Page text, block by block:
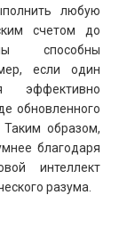
любую
счетом до
способны
если один
эффективно
обновленного
Таким образом,
благодаря
интеллект
разума.